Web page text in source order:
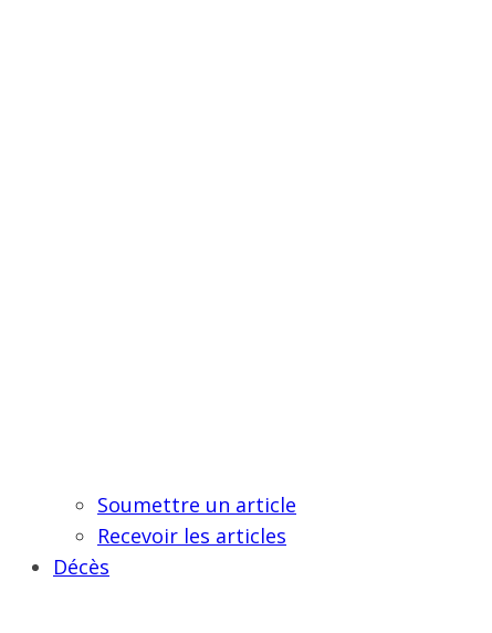
Soumettre un article
Recevoir les articles
Décès